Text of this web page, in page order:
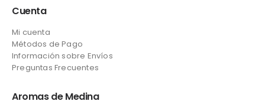
Cuenta
Mi cuenta
Métodos de Pago
Información sobre Envíos
Preguntas Frecuentes
Aromas de Medina